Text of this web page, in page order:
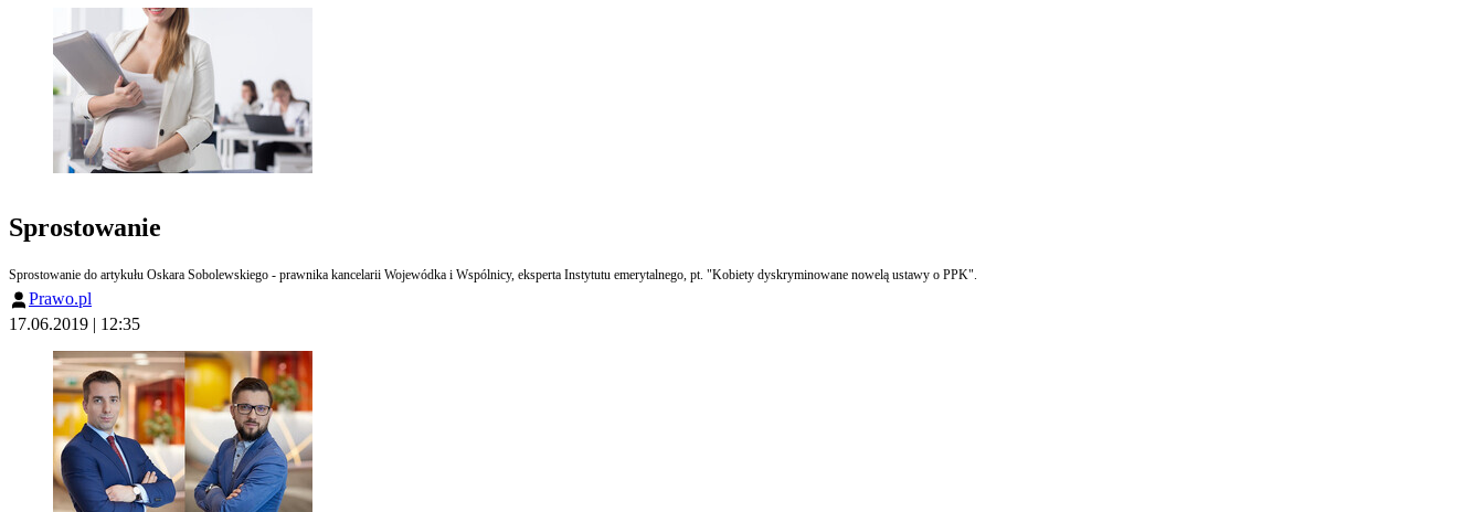
Sprostowanie
Sprostowanie do artykułu Oskara Sobolewskiego - prawnika kancelarii Wojewódka i Wspólnicy, eksperta Instytutu emerytalnego, pt. "Kobiety dyskryminowane nowelą ustawy o PPK".
Prawo.pl
17.06.2019 | 12:35